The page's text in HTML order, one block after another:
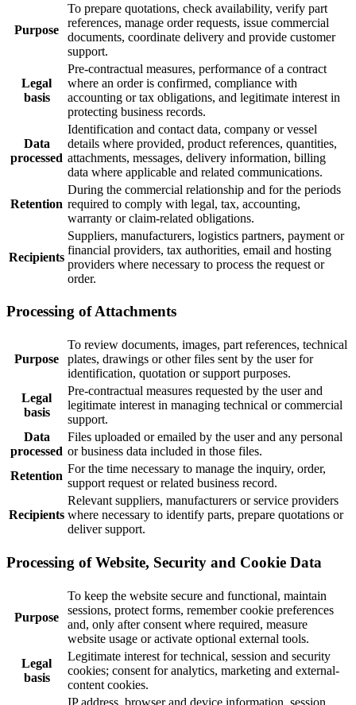
Purpose
To prepare quotations, check availability, verify part
references, manage order requests, issue commercial
documents, coordinate delivery and provide customer
support.
Legal
basis
Pre-contractual measures, performance of a contract
where an order is confirmed, compliance with
accounting or tax obligations, and legitimate interest in
protecting business records.
Data
processed
Identification and contact data, company or vessel
details where provided, product references, quantities,
attachments, messages, delivery information, billing
data where applicable and related communications.
Retention
During the commercial relationship and for the periods
required to comply with legal, tax, accounting,
warranty or claim-related obligations.
Recipients
Suppliers, manufacturers, logistics partners, payment or
financial providers, tax authorities, email and hosting
providers where necessary to process the request or
order.
Processing of Attachments
Purpose
To review documents, images, part references, technical
plates, drawings or other files sent by the user for
identification, quotation or support purposes.
Legal
basis
Pre-contractual measures requested by the user and
legitimate interest in managing technical or commercial
support.
Data
processed
Files uploaded or emailed by the user and any personal
or business data included in those files.
Retention
For the time necessary to manage the inquiry, order,
support request or related business record.
Recipients
Relevant suppliers, manufacturers or service providers
where necessary to identify parts, prepare quotations or
deliver support.
Processing of Website, Security and Cookie Data
Purpose
To keep the website secure and functional, maintain
sessions, protect forms, remember cookie preferences
and, only after consent where required, measure
website usage or activate optional external tools.
Legal
basis
Legitimate interest for technical, session and security
cookies; consent for analytics, marketing and external-
content cookies.
IP address, browser and device information, session